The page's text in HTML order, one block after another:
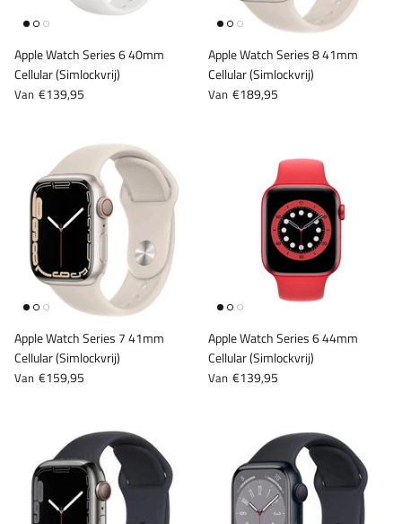
iPhone 13 Mini
iPhone 13 Pro
iPhone 14
iPhone 14 Plus
iPhone 14 Pro
iPhone 14 Pro Max
iPhone 15
iPhone 15 Plus
Watch Ultra (2022)
Watch Ultra (2023)
iPad Air 5 (2022)
iPad Mini 5 (2019)
iPad Pro 9.7 (2016)
iPad Pro 10.5 (2017)
iPad Pro 11 (2018)
iPad Pro 11 (2020)
iPad Pro 11 (2021)
iPad Pro 11 (2022)
iPad Pro 12.9 (2017)
iPad Pro 12.9 (2018)
Galaxy Z Fold 4
Galaxy Z Fold 5
Galaxy Z Fold 7
Apple Watch Series 6 40mm
Cellular (Simlockvrij)
Van €139,95
Apple Watch Series 8 41mm
Cellular (Simlockvrij)
Van €189,95
Apple Watch Series 7 41mm
Cellular (Simlockvrij)
Van €159,95
Apple Watch Series 6 44mm
Cellular (Simlockvrij)
Van €139,95